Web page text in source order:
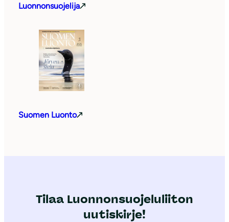
Luonnonsuojelija
Suomen Luonto
Tilaa Luonnonsuojeluliiton
uutiskirje!